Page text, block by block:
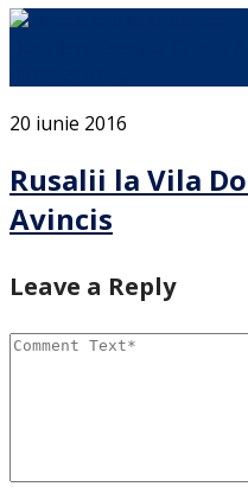
20 iunie 2016
Rusalii la Vila
Avincis
Leave a Reply